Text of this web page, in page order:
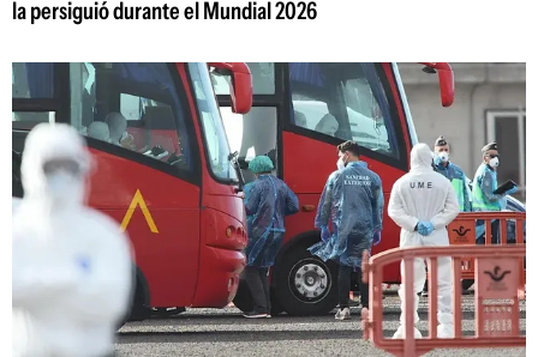
la persiguió durante el Mundial 2026